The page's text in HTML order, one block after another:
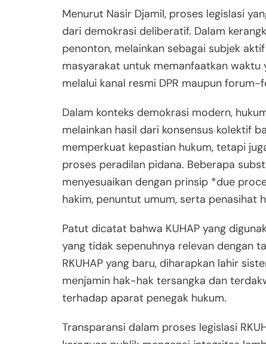
Menurut Nasir Djamil, proses legislasi
dari demokrasi deliberatif. Dalam
penonton, melainkan sebagai subjek
masyarakat untuk memanfaatkan waktu
melalui kanal resmi DPR maupun forum-
Dalam konteks demokrasi modern,
melainkan hasil dari konsensus kolektif
memperkuat kepastian hukum, tetapi
proses peradilan pidana. Beberapa
menyesuaikan dengan prinsip *due
hakim, penuntut umum, serta penasihat
Patut dicatat bahwa KUHAP yang
yang tidak sepenuhnya relevan dengan
RKUHAP yang baru, diharapkan lahir
menjamin hak-hak tersangka dan
terhadap aparat penegak hukum.
Transparansi dalam proses legislasi